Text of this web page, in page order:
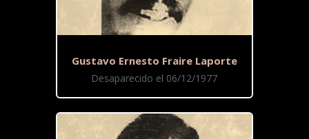
Gustavo Ernesto Fraire Laporte
Desaparecido el 06/12/1977